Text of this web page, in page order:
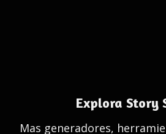
Explora Story
Mas generadores,